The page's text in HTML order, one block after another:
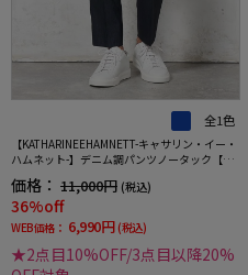
全1色
【KATHARINEEHAMNETT-キャサリン・イー・
ハムネット-】デニム調パンツノータック【セ
チネイビー無地
価格： 11,000円 (税込)
36%off
WEB価格： 6,990円 (税込)
★2点目10%OFF/3点目以降20%